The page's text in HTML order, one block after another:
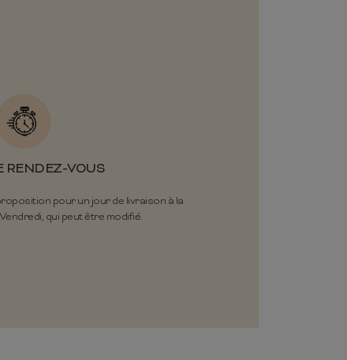
RENDEZ-VOUS
pour un jour de livraison à la
qui peut être modifié.